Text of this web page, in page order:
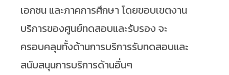
เอกชน และภาคการศึกษา โดยขอบเขตงาน
บริการของศูนย์ทดสอบและรับรอง จะ
ครอบคลุมทั้งด้านการบริการรับทดสอบและ
สนับสนุนการบริการด้านอื่นๆ